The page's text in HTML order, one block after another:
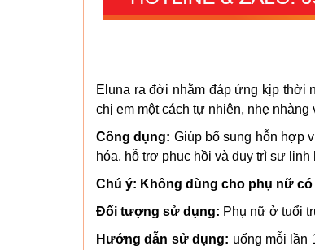
Eluna ra đời nhằm đáp ứng kịp thời
chị em một cách tự nhiên, nhẹ nhàng
Công dụng: Giúp bổ sung hỗn hợp
hóa, hỗ trợ phục hồi và duy trì sự
Chú ý: Không dùng cho phụ nữ có
Đối tượng sử dụng: Phụ nữ ở tuổi
Hướng dẫn sử dụng: uống mỗi lần